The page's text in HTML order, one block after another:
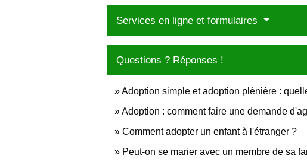
Services en ligne et formulaires
Questions ? Réponses !
Adoption simple et adoption plénière :
Adoption : comment faire une demande
Comment adopter un enfant à l'étranger ?
Peut-on se marier avec un membre de sa